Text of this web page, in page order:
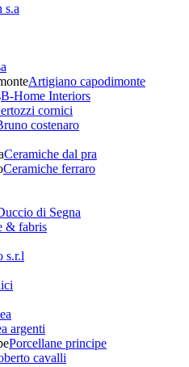
s.a
Artigiano capodimonte
B-Home Interiors
cornici
costenaro
Ceramiche dal pra
Ceramiche ferraro
di Segna
& fabris
s.r.l
argenti
Porcellane principe
cavalli